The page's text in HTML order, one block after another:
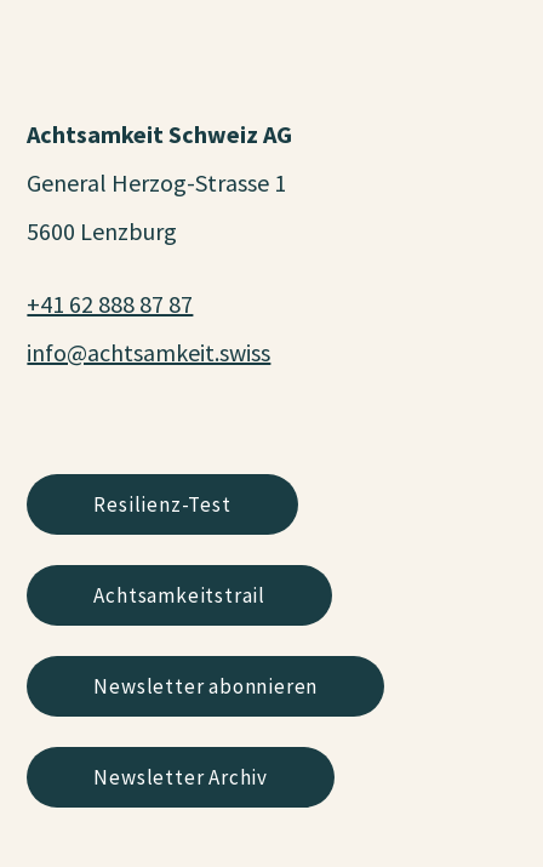
Achtsamkeit Schweiz AG
General Herzog-Strasse 1
5600 Lenzburg
+41 62 888 87 87
info@achtsamkeit.swiss
Resilienz-Test
Achtsamkeitstrail
Newsletter abonnieren
Newsletter Archiv